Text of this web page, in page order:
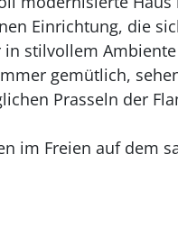
Einrichtung, die
stilvollem
gemütlich,
Prasseln der
im Freien auf dem